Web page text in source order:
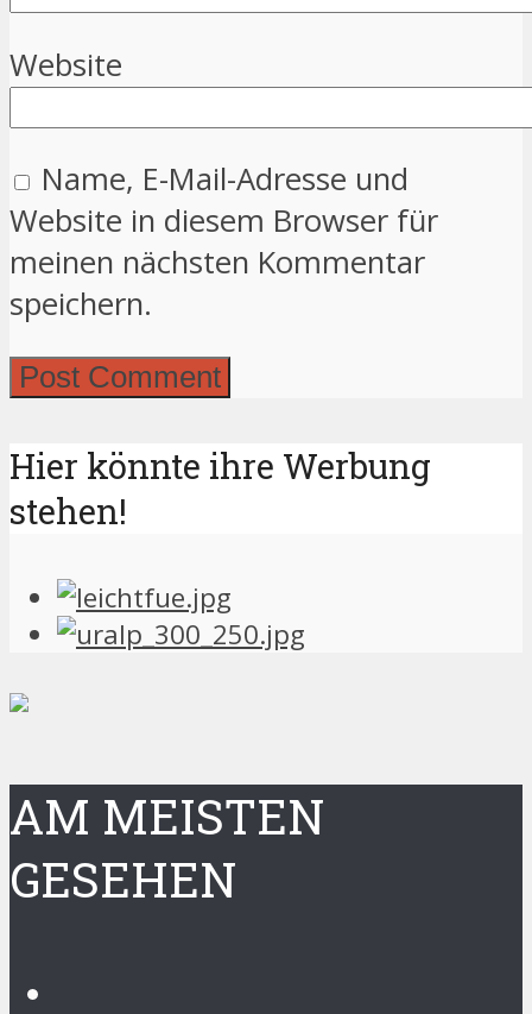
Website
Name, E-Mail-Adresse und
Website in diesem Browser für
meinen nächsten Kommentar
speichern.
Hier könnte ihre Werbung
stehen!
AM MEISTEN
GESEHEN